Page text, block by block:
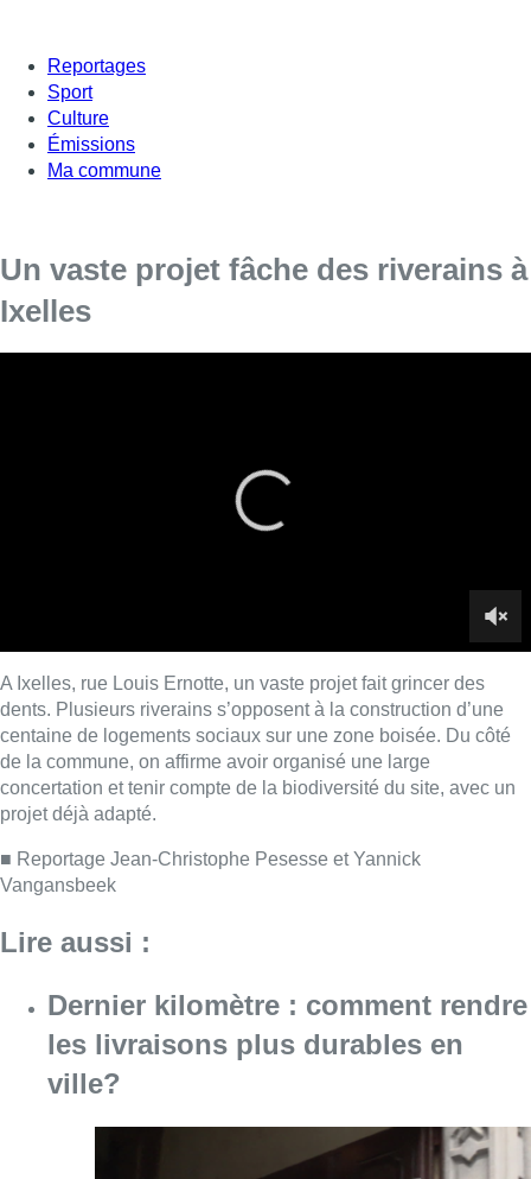
Reportages
Sport
Culture
Émissions
Ma commune
Un vaste projet fâche des riverains à
Ixelles
concertation et tenir compte de la biodiversité du site, avec un
Dernier kilomètre : comment rendre
les livraisons plus durables en
ville?